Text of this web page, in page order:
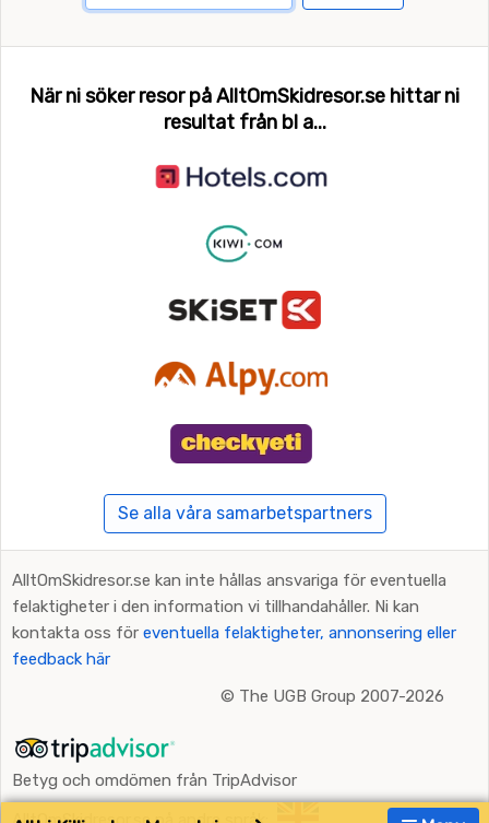
När ni söker resor på AlltOmSkidresor.se hittar ni
resultat från bl a...
Se alla våra samarbetspartners
AlltOmSkidresor.se kan inte hållas ansvariga för eventuella
felaktigheter i den information vi tillhandahåller. Ni kan
kontakta oss för eventuella felaktigheter, annonsering eller
feedback här
© The UGB Group 2007-2026
Betyg och omdömen från TripAdvisor